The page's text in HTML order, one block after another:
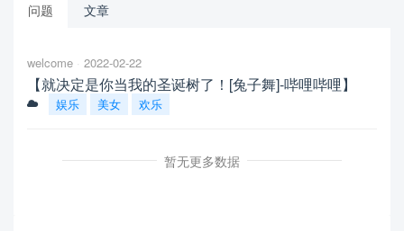
问题 文章
welcome 2022-02-22
【就决定是你当我的圣诞树了！[兔子舞]-哔哩哔哩】
娱乐 美女 欢乐
暂无更多数据